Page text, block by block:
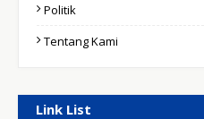
Politik
Tentang Kami
Link List